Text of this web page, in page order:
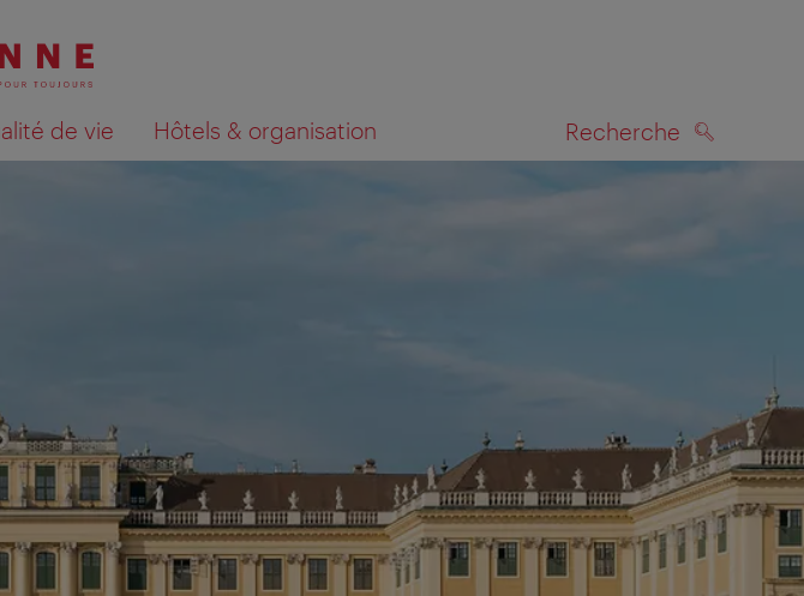
de vie Hôtels & organisation Recherche